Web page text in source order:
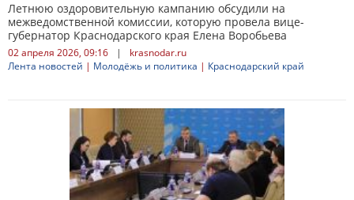
Летнюю оздоровительную кампанию обсудили на
межведомственной комиссии, которую провела вице-
губернатор Краснодарского края Елена Воробьева
02 апреля 2026, 09:16 |
krasnodar.ru
Лента новостей | Молодёжь и политика | Краснодарский край